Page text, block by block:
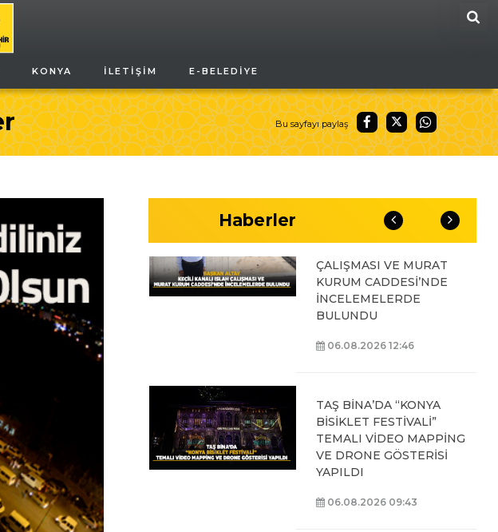
KONYA İLETIŞIM E-BELEDIYE
Bu sayfayı paylaş
Haberler
OYUNLARI’NIN FİNAL
TURUNDA
ÖĞRENCİLERİN
HEYECANINI PAYLAŞTI
BAŞKAN ALTAY, KEÇİLİ
ÇALIŞMASI VE MURAT
KURUM CADDESİ’NDE
İNCELEMELERDE
BULUNDU
06.08.2026 12:46
TAŞ BİNA’DA “KONYA
BİSİKLET FESTİVALİ”
TEMALI VİDEO MAPPİNG
VE DRONE GÖSTERİSİ
YAPILDI
06.08.2026 09:43